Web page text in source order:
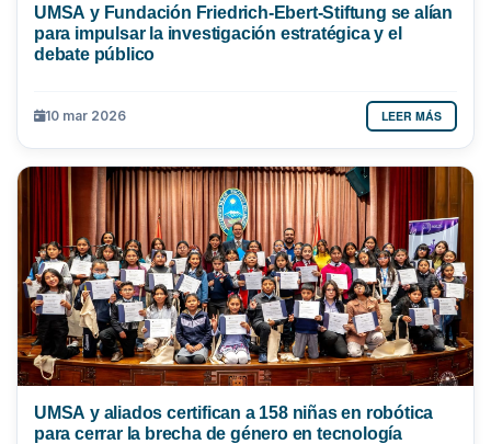
UMSA y Fundación Friedrich-Ebert-Stiftung se alían
para impulsar la investigación estratégica y el
debate público
10 mar 2026 LEER MÁS
UMSA y aliados certifican a 158 niñas en robótica
para cerrar la brecha de género en tecnología